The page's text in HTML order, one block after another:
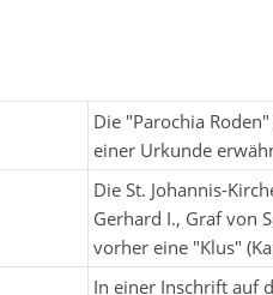
Die "Parochia
einer Urkunde
Die St. Johannis-
Gerhard I., Graf von
vorher eine "Klus"
In einer Inschrift auf